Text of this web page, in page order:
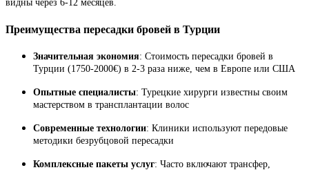
видны через 6-12 месяцев.
Преимущества пересадки бровей в Турции
Значительная экономия: Стоимость пересадки бровей в
Турции (1750-2000€) в 2-3 раза ниже, чем в Европе или США
Опытные специалисты: Турецкие хирурги известны своим
мастерством в трансплантации волос
Современные технологии: Клиники используют передовые
методики безрубцовой пересадки
Комплексные пакеты услуг: Часто включают трансфер,